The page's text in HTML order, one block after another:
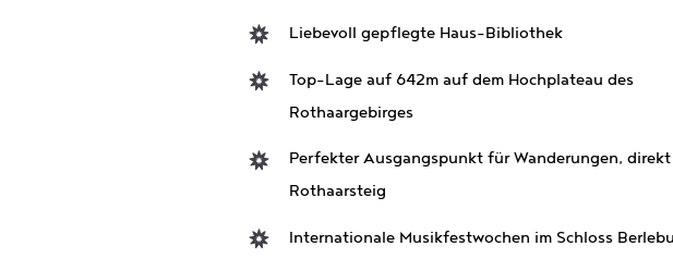
Liebevoll gepflegte Haus-Bibliothek
Top-Lage auf 642m auf dem Hochplateau des
Rothaargebirges
Perfekter Ausgangspunkt für Wanderungen, direkt
Rothaarsteig
Internationale Musikfestwochen im Schloss